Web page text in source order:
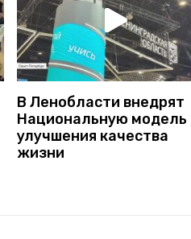
В Ленобласти внедрят
Национальную модель
улучшения качества
жизни